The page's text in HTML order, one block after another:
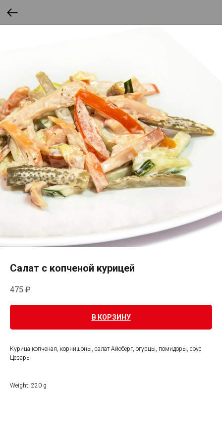
Салат с копченой курицей
475 ₽
В КОРЗИНУ
Курица копченая, корнишоны, салат Айсберг, огурцы, помидоры, соус
Цезарь
Weight: 220 g